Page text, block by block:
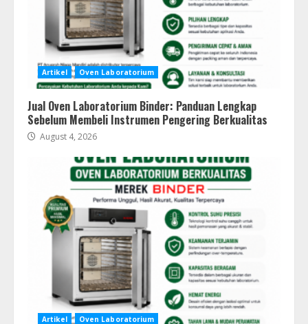
Artikel Oven Laboratorium
Jual Oven Laboratorium Binder: Panduan Lengkap
Sebelum Membeli Instrumen Pengering Berkualitas
August 4, 2026
Artikel Oven Laboratorium